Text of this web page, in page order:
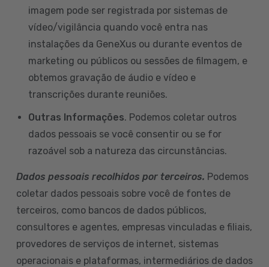
imagem pode ser registrada por sistemas de
vídeo/vigilância quando você entra nas
instalações da GeneXus ou durante eventos de
marketing ou públicos ou sessões de filmagem, e
obtemos gravação de áudio e vídeo e
transcrições durante reuniões.
Outras Informações. Podemos coletar outros
dados pessoais se você consentir ou se for
razoável sob a natureza das circunstâncias.
Dados pessoais recolhidos por terceiros. Podemos
coletar dados pessoais sobre você de fontes de
terceiros, como bancos de dados públicos,
consultores e agentes, empresas vinculadas e filiais,
provedores de serviços de internet, sistemas
operacionais e plataformas, intermediários de dados